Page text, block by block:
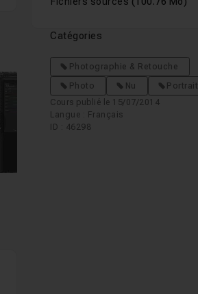
suivantes
Catégories
Photographie & Retouche
Photo
Nu
Portrait
Cours publié le 15/07/2014
Langue : Français
ID : 46298